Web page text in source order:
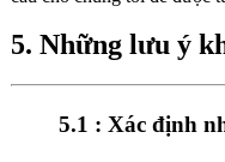
5. Những lưu ý
5.1 : Xác định